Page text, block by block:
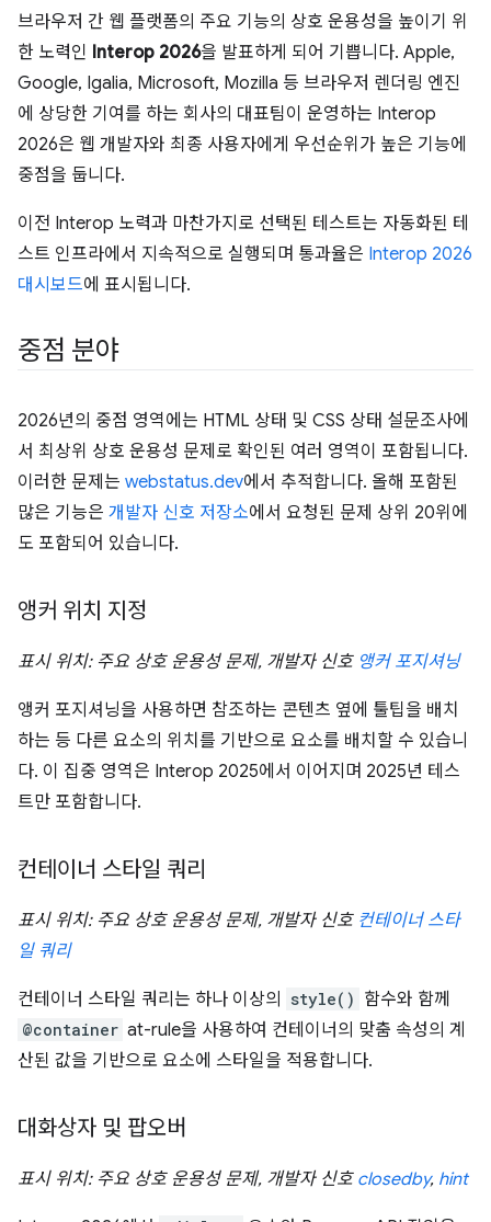
브라우저 간 웹 플랫폼의 주요 기능의 상호 운용성을 높이기 위
한 노력인 Interop 2026을 발표하게 되어 기쁩니다. Apple,
Google, Igalia, Microsoft, Mozilla 등 브라우저 렌더링 엔진
에 상당한 기여를 하는 회사의 대표팀이 운영하는 Interop
2026은 웹 개발자와 최종 사용자에게 우선순위가 높은 기능에
중점을 둡니다.
이전 Interop 노력과 마찬가지로 선택된 테스트는 자동화된 테
스트 인프라에서 지속적으로 실행되며 통과율은 Interop 2026
대시보드에 표시됩니다.
중점 분야
2026년의 중점 영역에는 HTML 상태 및 CSS 상태 설문조사에
서 최상위 상호 운용성 문제로 확인된 여러 영역이 포함됩니다.
이러한 문제는 webstatus.dev에서 추적합니다. 올해 포함된
많은 기능은 개발자 신호 저장소에서 요청된 문제 상위 20위에
도 포함되어 있습니다.
앵커 위치 지정
표시 위치: 주요 상호 운용성 문제, 개발자 신호 앵커 포지셔닝
앵커 포지셔닝을 사용하면 참조하는 콘텐츠 옆에 툴팁을 배치
하는 등 다른 요소의 위치를 기반으로 요소를 배치할 수 있습니
다. 이 집중 영역은 Interop 2025에서 이어지며 2025년 테스
트만 포함합니다.
컨테이너 스타일 쿼리
표시 위치: 주요 상호 운용성 문제, 개발자 신호 컨테이너 스타
일 쿼리
컨테이너 스타일 쿼리는 하나 이상의 style() 함수와 함께
@container at-rule을 사용하여 컨테이너의 맞춤 속성의 계
산된 값을 기반으로 요소에 스타일을 적용합니다.
대화상자 및 팝오버
표시 위치: 주요 상호 운용성 문제, 개발자 신호 closedby, hint